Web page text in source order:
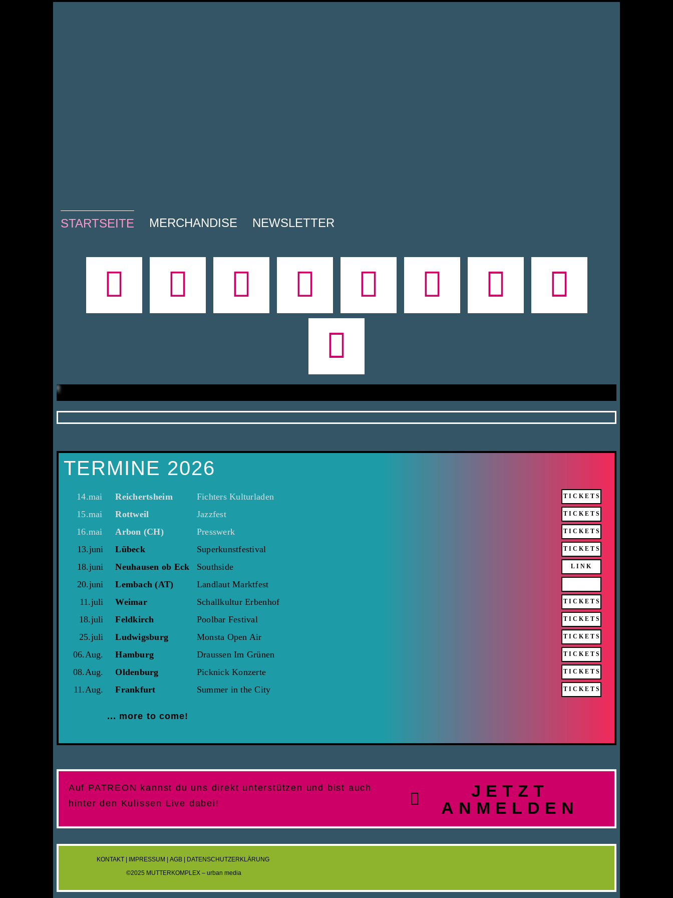
STARTSEITE MERCHANDISE NEWSLETTER
TERMINE 2026
14.mai Reichertsheim Fichters Kulturladen TICKETS
15.mai Rottweil Jazzfest TICKETS
16.mai Arbon (CH) Presswerk TICKETS
13.juni Lübeck Superkunstfestival TICKETS
18.juni Neuhausen ob Eck Southside LINK
20.juni Lembach (AT)
Landlaut Marktfest
11.juli
Weimar Schallkultur Erbenhof TICKETS
18.juli Feldkirch Poolbar Festival TICKETS
25.juli Ludwigsburg Monsta Open Air TICKETS
06.Aug. Hamburg Draussen Im Grünen TICKETS
08.Aug. Oldenburg Picknick Konzerte TICKETS
11.Aug. Frankfurt Summer in the City TICKETS
... more to come!
Auf PATREON kannst du uns direkt unterstützen und bist auch
hinter den Kulissen Live dabei!
JETZT
ANMELDEN
KONTAKT| IMPRESSUM AGB|
DATENSCHUTZERKLÄRUNG
©2025 MUTTERKOMPLEX – urban media